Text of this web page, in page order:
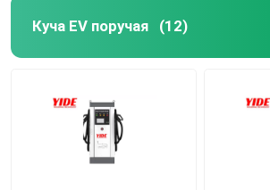
Куча EV поручая (12)